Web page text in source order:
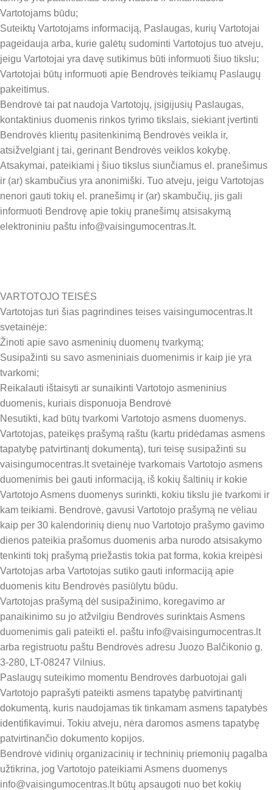
Vartotojams būdu;
Suteiktų Vartotojams informaciją, Paslaugas, kurių Vartotojai
pageidauja arba, kurie galėtų sudominti Vartotojus tuo atveju,
jeigu Vartotojai yra davę sutikimus būti informuoti šiuo tikslu;
Vartotojai būtų informuoti apie Bendrovės teikiamų Paslaugų
pakeitimus.
Bendrovė tai pat naudoja Vartotojų, įsigijusių Paslaugas,
kontaktinius duomenis rinkos tyrimo tikslais, siekiant įvertinti
Bendrovės klientų pasitenkinimą Bendrovės veikla ir,
atsižvelgiant į tai, gerinant Bendrovės veiklos kokybę.
Atsakymai, pateikiami į šiuo tikslus siunčiamus el. pranešimus
ir (ar) skambučius yra anonimiški. Tuo atveju, jeigu Vartotojas
nenori gauti tokių el. pranešimų ir (ar) skambučių, jis gali
informuoti Bendrovę apie tokių pranešimų atsisakymą
elektroniniu paštu info@vaisingumocentras.lt.
VARTOTOJO TEISĖS
Vartotojas turi šias pagrindines teises vaisingumocentras.lt
svetainėje:
Žinoti apie savo asmeninių duomenų tvarkymą;
Susipažinti su savo asmeniniais duomenimis ir kaip jie yra
tvarkomi;
Reikalauti ištaisyti ar sunaikinti Vartotojo asmeninius
duomenis, kuriais disponuoja Bendrovė
Nesutikti, kad būtų tvarkomi Vartotojo asmens duomenys.
Vartotojas, pateikęs prašymą raštu (kartu pridėdamas asmens
tapatybę patvirtinantį dokumentą), turi teisę susipažinti su
vaisingumocentras.lt svetainėje tvarkomais Vartotojo asmens
duomenimis bei gauti informaciją, iš kokių šaltinių ir kokie
Vartotojo Asmens duomenys surinkti, kokiu tikslu jie tvarkomi ir
kam teikiami. Bendrovė, gavusi Vartotojo prašymą ne vėliau
kaip per 30 kalendorinių dienų nuo Vartotojo prašymo gavimo
dienos pateikia prašomus duomenis arba nurodo atsisakymo
tenkinti tokį prašymą priežastis tokia pat forma, kokia kreipėsi
Vartotojas arba Vartotojas sutiko gauti informaciją apie
duomenis kitu Bendrovės pasiūlytu būdu.
Vartotojas prašymą dėl susipažinimo, koregavimo ar
panaikinimo su jo atžvilgiu Bendrovės surinktais Asmens
duomenimis gali pateikti el. paštu info@vaisingumocentras.lt
arba registruotu paštu Bendrovės adresu Juozo Balčikonio g.
3-280, LT-08247 Vilnius.
Paslaugų suteikimo momentu Bendrovės darbuotojai gali
Vartotojo paprašyti pateikti asmens tapatybę patvirtinantį
dokumentą, kuris naudojamas tik tinkamam asmens tapatybės
identifikavimui. Tokiu atveju, nėra daromos asmens tapatybę
patvirtinančio dokumento kopijos.
Bendrovė vidinių organizacinių ir techninių priemonių pagalba
užtikrina, jog Vartotojo pateikiami Asmens duomenys
info@vaisingumocentras.lt būtų apsaugoti nuo bet kokių